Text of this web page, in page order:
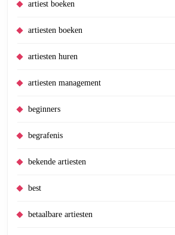
artiest boeken
artiesten boeken
artiesten huren
artiesten management
beginners
begrafenis
bekende artiesten
best
betaalbare artiesten